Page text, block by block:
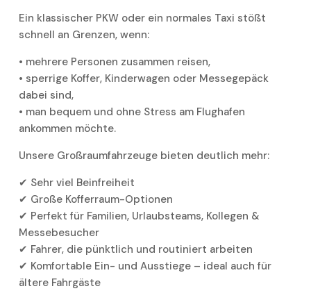
Ein klassischer PKW oder ein normales Taxi stößt
schnell an Grenzen, wenn:
• mehrere Personen zusammen reisen,
• sperrige Koffer, Kinderwagen oder Messegepäck
dabei sind,
• man bequem und ohne Stress am Flughafen
ankommen möchte.
Unsere Großraumfahrzeuge bieten deutlich mehr:
✔ Sehr viel Beinfreiheit
✔ Große Kofferraum-Optionen
✔ Perfekt für Familien, Urlaubsteams, Kollegen &
Messebesucher
✔ Fahrer, die pünktlich und routiniert arbeiten
✔ Komfortable Ein- und Ausstiege – ideal auch für
ältere Fahrgäste